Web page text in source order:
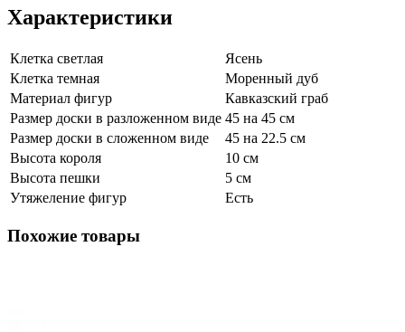
Характеристики
Клетка светлая
Ясень
Клетка темная
Моренный дуб
Материал фигур
Кавказский граб
Размер доски в разложенном виде 45 на 45 см
Размер доски в сложенном виде
45 на 22.5 см
Высота короля
10 см
Высота пешки
5 см
Утяжеление фигур
Есть
Похожие товары